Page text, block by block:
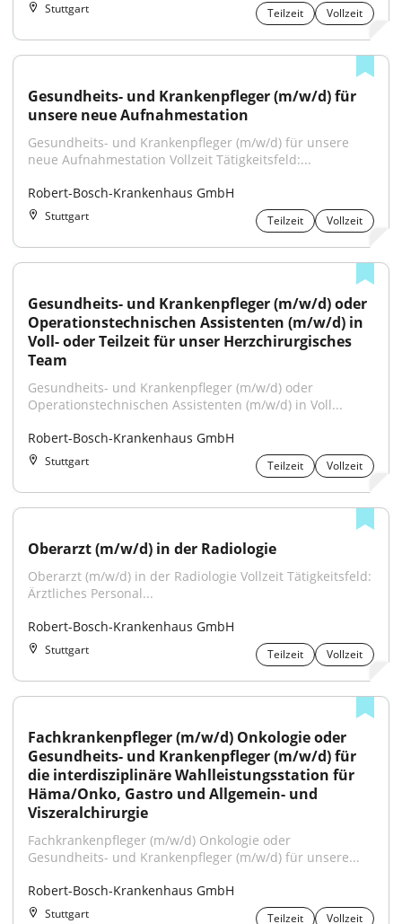
Stuttgart Teilzeit Vollzeit
Gesundheits- und Krankenpfleger (m/w/d) für
unsere neue Aufnahmestation
Gesundheits- und Krankenpfleger (m/w/d) für unsere
neue Aufnahmestation Vollzeit Tätigkeitsfeld:...
Robert-Bosch-Krankenhaus GmbH
Stuttgart Teilzeit Vollzeit
Gesundheits- und Krankenpfleger (m/w/d) oder
Operationstechnischen Assistenten (m/w/d) in
Voll- oder Teilzeit für unser Herzchirurgisches
Team
Gesundheits- und Krankenpfleger (m/w/d) oder
Operationstechnischen Assistenten (m/w/d) in Voll...
Robert-Bosch-Krankenhaus GmbH
Stuttgart Teilzeit Vollzeit
Oberarzt (m/w/d) in der Radiologie
Oberarzt (m/w/d) in der Radiologie Vollzeit Tätigkeitsfeld:
Ärztliches Personal...
Robert-Bosch-Krankenhaus GmbH
Stuttgart Teilzeit Vollzeit
Fachkrankenpfleger (m/w/d) Onkologie oder
Gesundheits- und Krankenpfleger (m/w/d) für
die interdisziplinäre Wahlleistungsstation für
Häma/Onko, Gastro und Allgemein- und
Viszeralchirurgie
Fachkrankenpfleger (m/w/d) Onkologie oder
Gesundheits- und Krankenpfleger (m/w/d) für unsere...
Robert-Bosch-Krankenhaus GmbH
Stuttgart Teilzeit Vollzeit